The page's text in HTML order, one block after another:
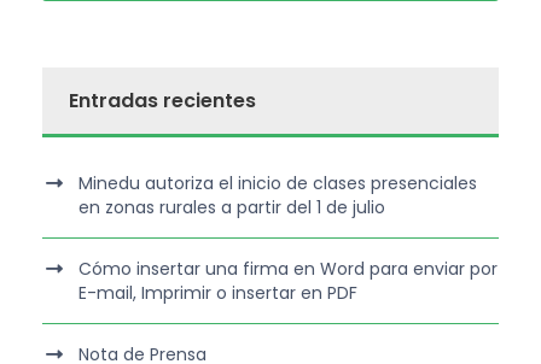
Entradas recientes
Minedu autoriza el inicio de clases presenciales
en zonas rurales a partir del 1 de julio
Cómo insertar una firma en Word para enviar por
E-mail, Imprimir o insertar en PDF
Nota de Prensa